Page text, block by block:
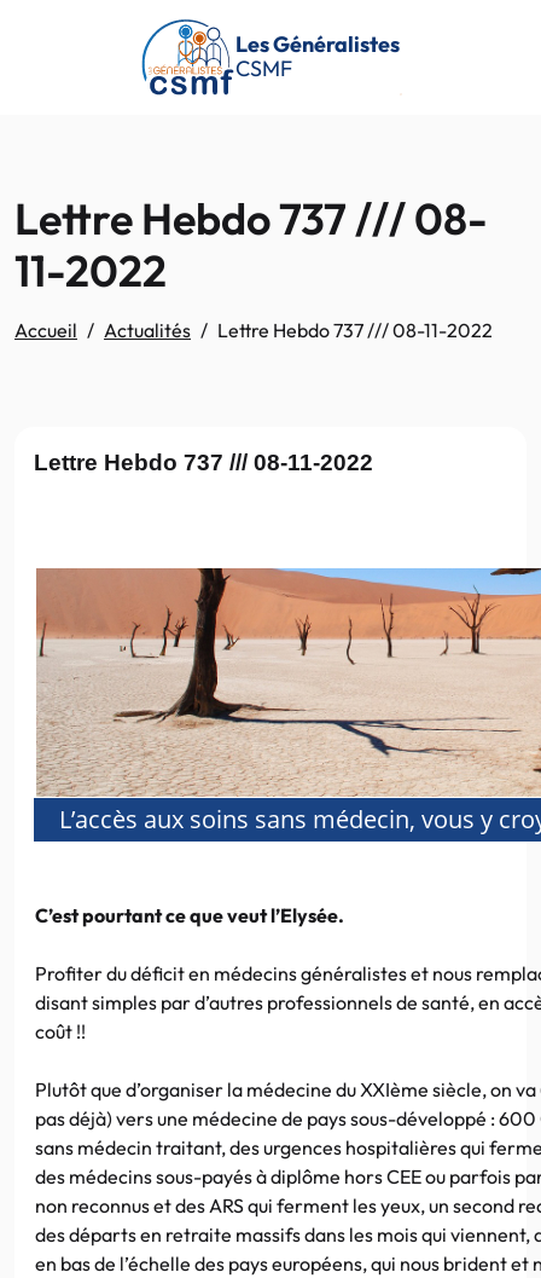
Passer au contenu principal
Les Généralistes
CSMF
Lettre Hebdo 737 /// 08-
11-2022
Accueil Actualités Lettre Hebdo 737 /// 08-11-2022
Lettre Hebdo 737 /// 08-11-2022
L’accès aux soins sans médecin, vous y
C’est pourtant ce que veut l’Elysée.
Profiter du déficit en médecins généralistes et nous
disant simples par d’autres professionnels de santé, en
coût !!
Plutôt que d’organiser la médecine du XXIème siècle, on
pas déjà) vers une médecine de pays sous-développé :
sans médecin traitant, des urgences hospitalières qui
des médecins sous-payés à diplôme hors CEE ou parfois
non reconnus et des ARS qui ferment les yeux, un second
des départs en retraite massifs dans les mois qui viennent,
en bas de l’échelle des pays européens, qui nous brident et